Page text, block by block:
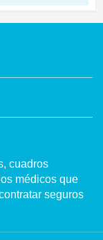
cuadros
médicos que
seguros